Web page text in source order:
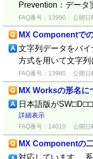
Prevention：デー
FAQ番号：13990 公開日
MX Componentで
文字列データをバ
方式を用いて文字
FAQ番号：13980 公開日
MX Worksの形名に
日本語版が
詳細表示
FAQ番号：14010 公開日
MX Componentの
対応しています。